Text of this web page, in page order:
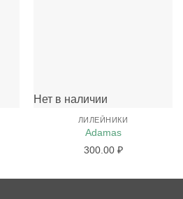
Нет в наличии
ЛИЛЕЙНИКИ
Adamas
300.00 ₽